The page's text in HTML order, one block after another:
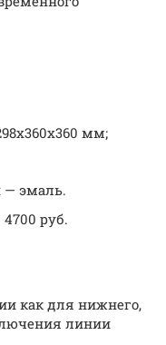
мм;
— эмаль.
руб.
как для нижнего,
линии